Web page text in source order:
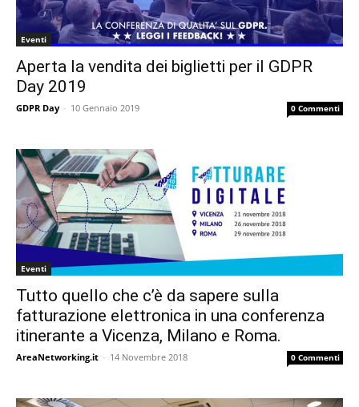
Eventi
Aperta la vendita dei biglietti per il GDPR
Day 2019
GDPR Day - 10 Gennaio 2019 0 Commenti
Eventi
Tutto quello che c’è da sapere sulla
fatturazione elettronica in una conferenza
itinerante a Vicenza, Milano e Roma.
AreaNetworking.it - 14 Novembre 2018 0 Commenti